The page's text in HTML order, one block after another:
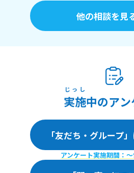
他の相談を見
実施
じっし
中のアン
「友だち・グループ
アンケート実施期間：